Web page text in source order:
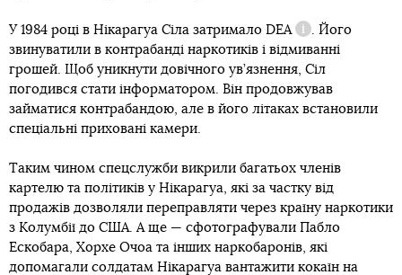
У 1984 році в Нікарагуа Сіла затримало DEA
Довідка
. Його
звинуватили в контрабанді наркотиків і відмиванні
грошей. Щоб уникнути довічного ув’язнення, Сіл
погодився стати інформатором. Він продовжував
займатися контрабандою, але в його літаках встановили
спеціальні приховані камери.
Таким чином спецслужби викрили багатьох членів
картелю та політиків у Нікарагуа, які за частку від
продажів дозволяли переправляти через країну наркотики
з Колумбії до США. А ще — сфотографували Пабло
Ескобара, Хорхе Очоа та інших наркобаронів, які
допомагали солдатам Нікарагуа вантажити кокаїн на